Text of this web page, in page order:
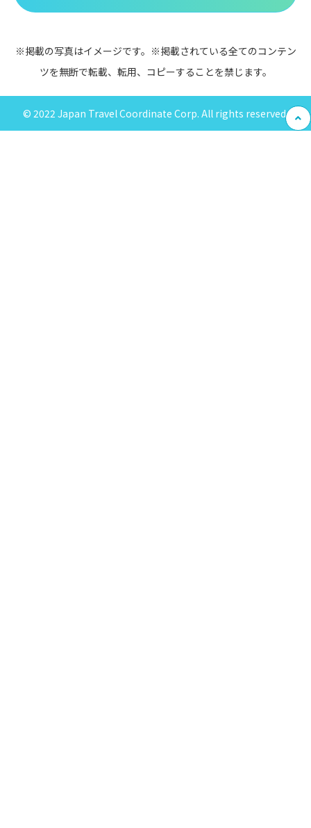
※掲載の写真はイメージです。※掲載されている全てのコンテン
ツを無断で転載、転用、コピーすることを禁じます。
© 2022 Japan Travel Coordinate Corp. All rights reserved.